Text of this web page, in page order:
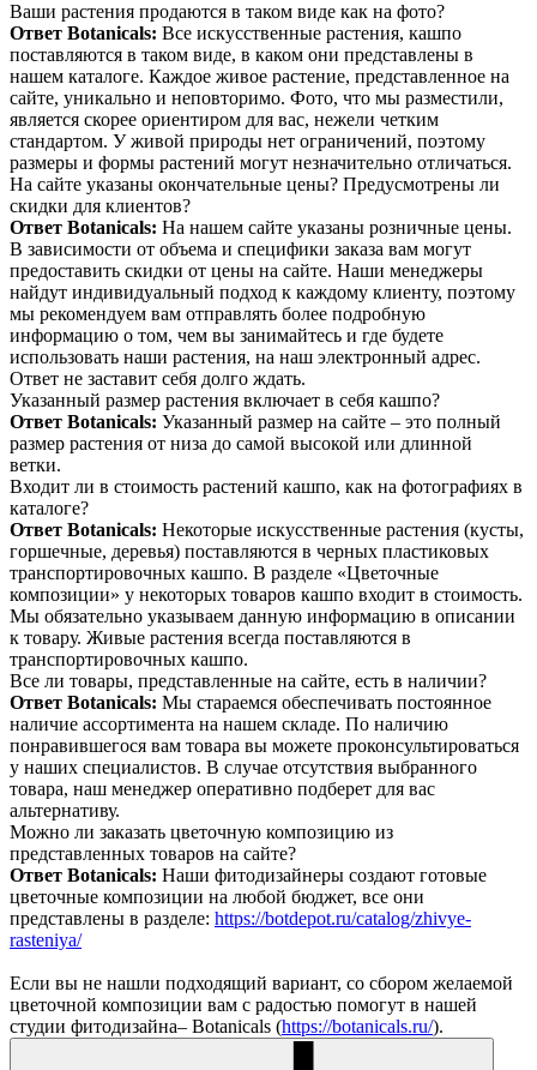
Ваши растения продаются в таком виде как на фото?
Ответ Botanicals: Все искусственные растения, кашпо
поставляются в таком виде, в каком они представлены в
нашем каталоге. Каждое живое растение, представленное на
сайте, уникально и неповторимо. Фото, что мы разместили,
является скорее ориентиром для вас, нежели четким
стандартом. У живой природы нет ограничений, поэтому
размеры и формы растений могут незначительно отличаться.
На сайте указаны окончательные цены? Предусмотрены ли
скидки для клиентов?
Ответ Botanicals: На нашем сайте указаны розничные цены.
В зависимости от объема и специфики заказа вам могут
предоставить скидки от цены на сайте. Наши менеджеры
найдут индивидуальный подход к каждому клиенту, поэтому
мы рекомендуем вам отправлять более подробную
информацию о том, чем вы занимайтесь и где будете
использовать наши растения, на наш электронный адрес.
Ответ не заставит себя долго ждать.
Указанный размер растения включает в себя кашпо?
Ответ Botanicals: Указанный размер на сайте – это полный
размер растения от низа до самой высокой или длинной
ветки.
Входит ли в стоимость растений кашпо, как на фотографиях в
каталоге?
Ответ Botanicals: Некоторые искусственные растения (кусты,
горшечные, деревья) поставляются в черных пластиковых
транспортировочных кашпо. В разделе «Цветочные
композиции» у некоторых товаров кашпо входит в стоимость.
Мы обязательно указываем данную информацию в описании
к товару. Живые растения всегда поставляются в
транспортировочных кашпо.
Все ли товары, представленные на сайте, есть в наличии?
Ответ Botanicals: Мы стараемся обеспечивать постоянное
наличие ассортимента на нашем складе. По наличию
понравившегося вам товара вы можете проконсультироваться
у наших специалистов. В случае отсутствия выбранного
товара, наш менеджер оперативно подберет для вас
альтернативу.
Можно ли заказать цветочную композицию из
представленных товаров на сайте?
Ответ Botanicals: Наши фитодизайнеры создают готовые
цветочные композиции на любой бюджет, все они
представлены в разделе: https://botdepot.ru/catalog/zhivye-
rasteniya/
Если вы не нашли подходящий вариант, со сбором желаемой
цветочной композиции вам с радостью помогут в нашей
студии фитодизайна– Botanicals (https://botanicals.ru/).